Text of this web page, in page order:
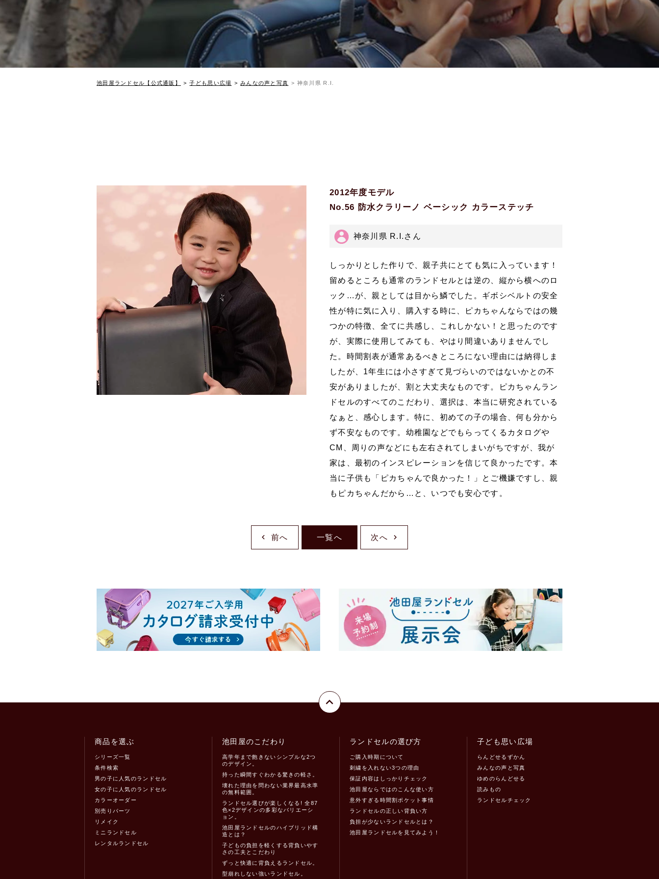
池田屋ランドセル【公式通販】 子ども思い広場 みんなの声と写真 神奈川県 R.I.
2012年度モデル
No.56 防水クラリーノ ベーシック カラーステッチ
神奈川県 R.I.さん
しっかりとした作りで、親子共にとても気に入っています！
留めるところも通常のランドセルとは逆の、縦から横へのロ
ック…が、親としては目から鱗でした。ギボシベルトの安全
性が特に気に入り、購入する時に、ピカちゃんならではの幾
つかの特徴、全てに共感し、これしかない！と思ったのです
が、実際に使用してみても、やはり間違いありませんでし
た。時間割表が通常あるべきところにない理由には納得しま
したが、1年生には小さすぎて見づらいのではないかとの不
安がありましたが、割と大丈夫なものです。ピカちゃんラン
ドセルのすべてのこだわり、選択は、本当に研究されている
なぁと、感心します。特に、初めての子の場合、何も分から
ず不安なものです。幼稚園などでもらってくるカタログや
CM、周りの声などにも左右されてしまいがちですが、我が
家は、最初のインスピレーションを信じて良かったです。本
当に子供も「ピカちゃんで良かった！」とご機嫌ですし、親
もピカちゃんだから…と、いつでも安心です。
前へ 次へ
一覧へ
商品を選ぶ
シリーズ一覧
条件検索
男の子に人気のランドセル
女の子に人気のランドセル
カラーオーダー
別売りパーツ
リメイク
ミニランドセル
レンタルランドセル
池田屋のこだわり
高学年まで飽きないシンプルな2つ
のデザイン。
持った瞬間すぐわかる驚きの軽さ。
壊れた理由を問わない業界最高水準
の無料範囲。
ランドセル選びが楽しくなる! 全87
色×2デザインの多彩なバリエーシ
ョン。
池田屋ランドセルのハイブリッド構
造とは？
子どもの負担を軽くする背負いやす
さの工夫とこだわり
ずっと快適に背負えるランドセル。
型崩れしない強いランドセル。
ランドセルの選び方
ご購入時期について
刺繍を入れない3つの理由
保証内容はしっかりチェック
池田屋ならではのこんな使い方
意外すぎる時間割ポケット事情
ランドセルの正しい背負い方
負担が少ないランドセルとは？
池田屋ランドセルを見てみよう！
子ども思い広場
らんどせるずかん
みんなの声と写真
ゆめのらんどせる
読みもの
ランドセルチェック